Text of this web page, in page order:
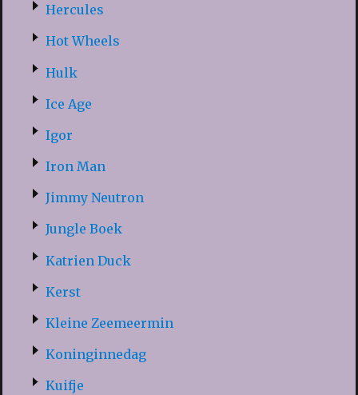
Hercules
Hot Wheels
Hulk
Ice Age
Igor
Iron Man
Jimmy Neutron
Jungle Boek
Katrien Duck
Kerst
Kleine Zeemeermin
Koninginnedag
Kuifje